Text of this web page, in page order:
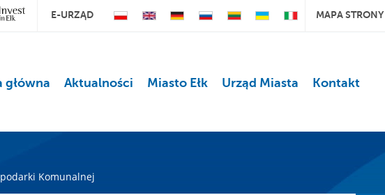
E-URZĄD MAPA STRONY
główna Aktualności Miasto Ełk Urząd Miasta Kontakt
Komunalnej